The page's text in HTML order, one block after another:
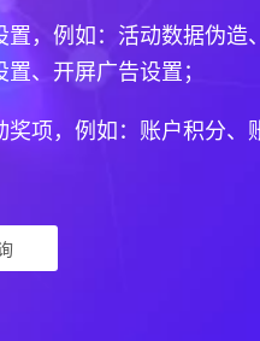
置，例如：活动数据伪
、开屏广告设置；
奖项，例如：账户积分